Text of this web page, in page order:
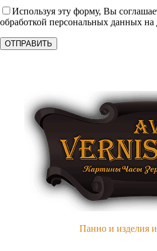
Используя эту форму, Вы
обработкой персональных данных на
Панно и изделия